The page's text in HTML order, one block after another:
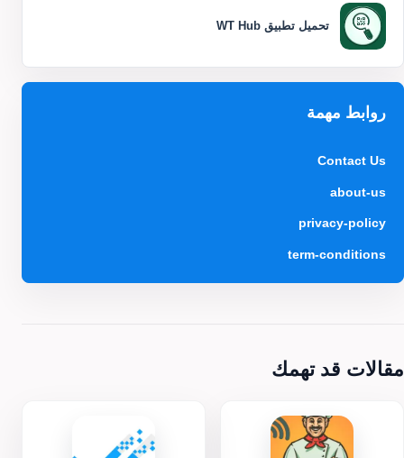
تحميل تطبيق WT Hub
روابط مهمة
Contact Us
about-us
privacy-policy
term-conditions
مقالات قد تهمك